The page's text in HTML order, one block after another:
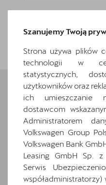
Wróć
Wybrane
wyposażenia
Ten samochód bazuje
się z wybranymi
pełną specyfikację
Szanujemy Twoją
Strona używa plików
technologii w
statystycznych,
użytkowników oraz
ich umieszczanie
dostawcom
Administratorem
Volkswagen Group
Volkswagen Bank
Leasing GmbH Sp.
Serwis
współadministratorzy)